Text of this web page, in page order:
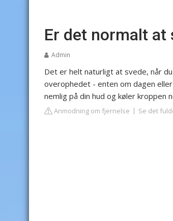
Er det normalt at
Admin
Det er helt naturligt at svede, når
overophedet - enten om dagen
nemlig på din hud og køler
Anmodning om fjernelse Se det